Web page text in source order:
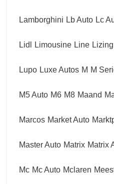
Lamborghini Lb Auto Lc
Lidl Limousine Line
Lupo Luxe Autos M M
M5 Auto M6 M8 Maand
Marcos Market Auto
Master Auto Matrix Matrix
Mc Mc Auto Mclaren